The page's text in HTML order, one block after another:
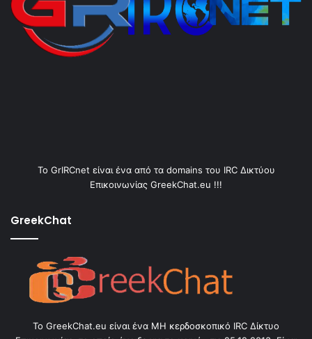
Το GrIRCnet είναι ένα από τα domains του IRC Δικτύου
Επικοινωνίας GreekChat.eu !!!
GreekChat
Το GreekChat.eu είναι ένα ΜΗ κερδοσκοπικό IRC Δίκτυο